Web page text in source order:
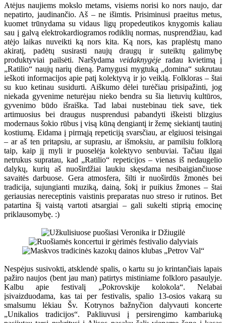
Atėjus naujiems mokslo metams, visiems norisi ko nors naujo, dar
nepatirto, jaudinančio. Aš – ne išimtis. Prisiminusi praeitus metus,
kuomet trūnydama su vidaus ligų propedeutikos knygomis kaliau
sau į galvą elektrokardiogramos rodiklių normas, nusprendžiau, kad
atėjo laikas nuveikti ką nors kita. Ką nors, kas praplėstų mano
akiratį, padėtų susirasti naujų draugų ir suteiktų galimybę
produktyviai pailsėti. Naršydama veidaknygėjeradau kvietimą į
„Ratilio“ naujų narių dieną. Pamygusi mygtuką „domina“ sukrutau
ieškoti informacijos apie patį kolektyvą ir jo veiklą. Folkloras – štai
su kuo ketinau susidurti. Aiškumo dėlei turėčiau prisipažinti, jog
niekada gyvenime neturėjau nieko bendra su šia lietuvių kultūros,
gyvenimo būdo išraiška. Tad labai nustebinau tiek save, tiek
artimuosius bei draugus nusprendusi pabandyti iškeisti blizgius
modernaus šokio rūbus į visą kūną dengiantį ir žemę siekiantį tautinį
kostiumą. Eidama į pirmąją repeticiją svarsčiau, ar elgiuosi teisingai
– ar aš ten pritapsiu, ar suprasiu, ar išmoksiu, ar pamilsiu folklorą
taip, kaip jį myli ir puoselėja kolektyvo senbuviai. Tačiau ilgai
netrukus supratau, kad „Ratilio“ repeticijos – vienas iš nedaugelio
dalykų, kurių aš nuoširdžiai laukiu skęsdama nesibaigiančiuose
savaitės darbuose. Gera atmosfera, šilti ir nuoširdūs žmonės bei
tradicija, sujungianti muziką, dainą, šokį ir puikius žmones – štai
geriausias nereceptinis vaistinis preparatas nuo streso ir rutinos. Bet
patartina šį vaistą vartoti atsargiai – gali sukelti stiprią emocinę
priklausomybę. :)
Nespėjus susivokti, atsklendė spalis, o kartu su jo krintančiais lapais
pažiro naujos (bent jau man) patirtys mistiniame folkloro pasaulyje.
Kalbu apie festivalį „Pokrovskije kolokola“. Nelabai
įsivaizduodama, kas tai per festivalis, spalio 13-osios vakarą su
smalsumu lėkiau Šv. Kotrynos bažnyčion dalyvauti koncerte
„Unikalios tradicijos“. Pakliuvusi į persirengimo kambariuką